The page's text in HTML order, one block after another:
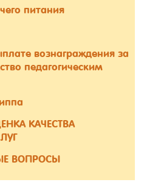
питания
вознаграждения за
педагогическим
КАЧЕСТВА
ВОПРОСЫ